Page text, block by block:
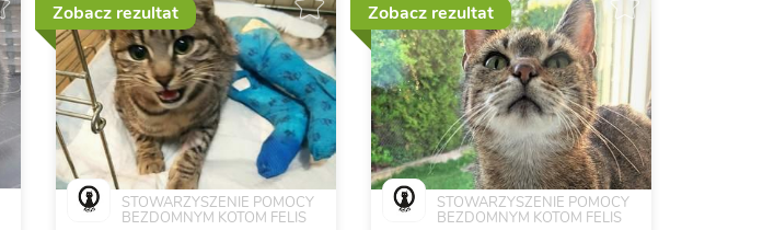
Zobacz rezultat
STOWARZYSZENIE POMOCY
BEZDOMNYM KOTOM FELIS
Zobacz rezultat
STOWARZYSZENIE POMOCY
BEZDOMNYM KOTOM FELIS